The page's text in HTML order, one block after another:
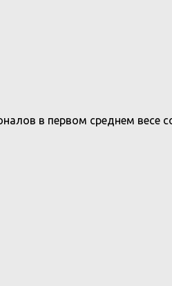
в первом среднем весе